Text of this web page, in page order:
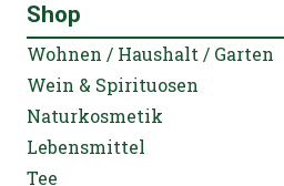
Shop
Wohnen / Haushalt / Garten
Wein & Spirituosen
Naturkosmetik
Lebensmittel
Tee